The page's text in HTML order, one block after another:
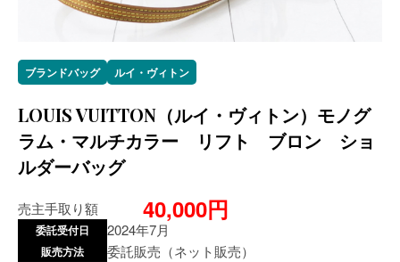
ブランドバッグ ルイ・ヴィトン
LOUIS VUITTON（ルイ・ヴィトン）モノグ
ラム・マルチカラー リフト ブロン ショ
ルダーバッグ
売主手取り額 40,000円
委託受付日 2024年7月
販売方法 委託販売（ネット販売）